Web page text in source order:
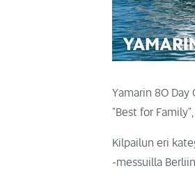
Yamarin 80 Day
"Best for
Kilpailun eri
-messuilla